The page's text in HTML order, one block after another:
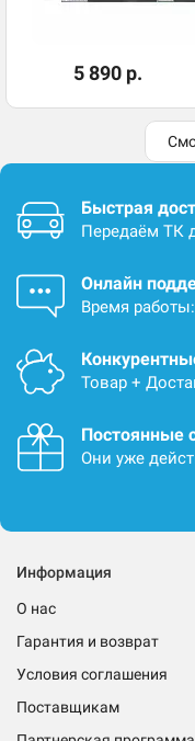
5 890 р.
Быстрая
Передаём ТК
Онлайн
Время
Товар +
Постоянные
Они уже
Информация
О нас
Гарантия и возврат
Условия соглашения
Поставщикам